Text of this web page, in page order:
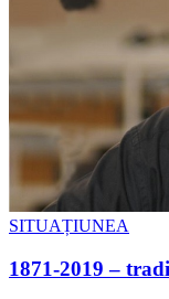
SITUAȚIUNEA
1871-2019 –